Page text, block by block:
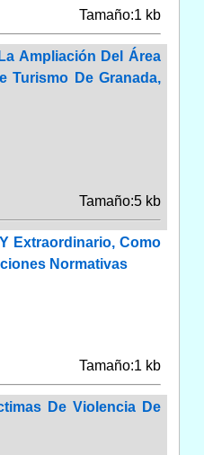
Tamaño:1 kb
Ampliación Del Área
Turismo De Granada,
Tamaño:5 kb
Extraordinario, Como
Normativas
Tamaño:1 kb
De Violencia De